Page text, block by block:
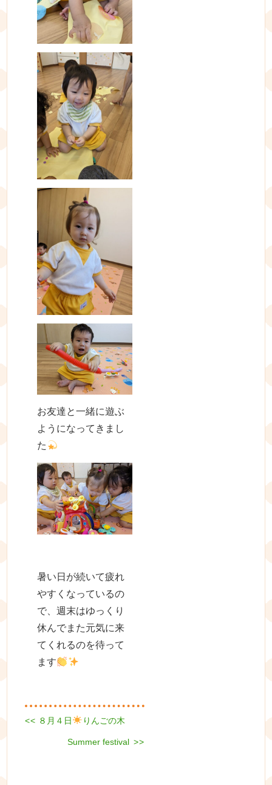
お友達と一緒に遊ぶ
ようになってきまし
た
暑い日が続いて疲れ
やすくなっているの
で、週末はゆっくり
休んでまた元気に来
てくれるのを待って
ます
投
稿
Previous
<< ８月４日 りんごの木
Next
Summer festival >>